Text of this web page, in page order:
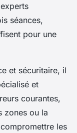
séances,
pour une
et sécuritaire, il
et
courantes,
zones ou la
les